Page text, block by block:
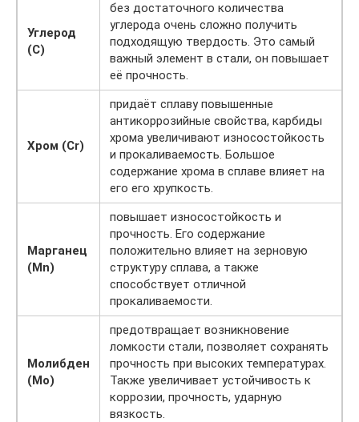
Углерод
(C)
без достаточного количества
углерода очень сложно получить
подходящую твердость. Это самый
важный элемент в стали, он повышает
её прочность.
Хром (Cr)
придаёт сплаву повышенные
антикоррозийные свойства, карбиды
хрома увеличивают износостойкость
и прокаливаемость. Большое
содержание хрома в сплаве влияет на
его его хрупкость.
Марганец
(Mn)
повышает износостойкость и
прочность. Его содержание
положительно влияет на зерновую
структуру сплава, а также
способствует отличной
прокаливаемости.
Молибден
(Mo)
предотвращает возникновение
ломкости стали, позволяет сохранять
прочность при высоких температурах.
Также увеличивает устойчивость к
коррозии, прочность, ударную
вязкость.